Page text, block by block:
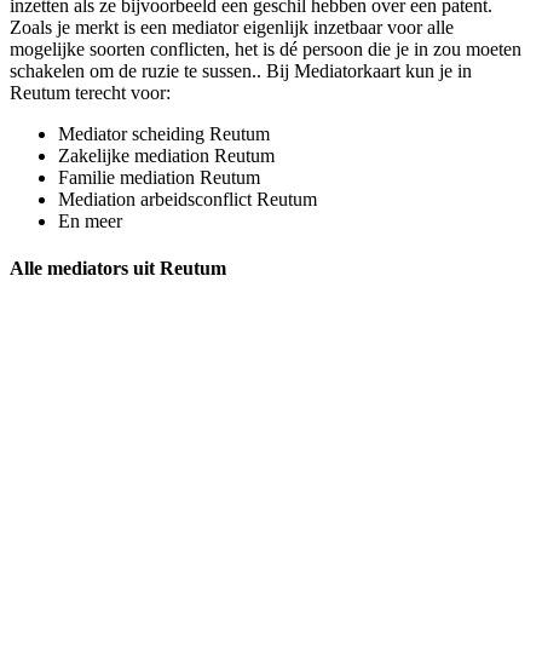
inzetten als ze bijvoorbeeld een geschil hebben over een patent.
Zoals je merkt is een mediator eigenlijk inzetbaar voor alle
mogelijke soorten conflicten, het is dé persoon die je in zou moeten
schakelen om de ruzie te sussen.. Bij Mediatorkaart kun je in
Reutum terecht voor:
Mediator scheiding Reutum
Zakelijke mediation Reutum
Familie mediation Reutum
Mediation arbeidsconflict Reutum
En meer
Alle mediators uit Reutum